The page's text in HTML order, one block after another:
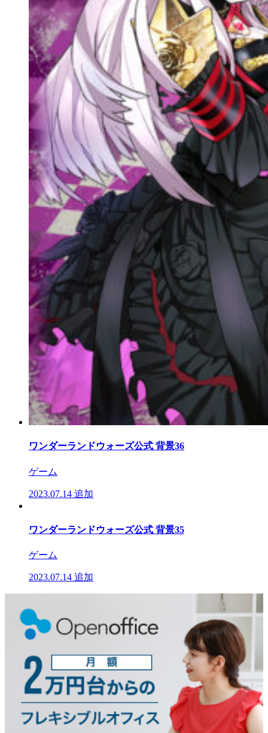
ワンダーランドウォーズ公式 背景36
ゲーム
2023.07.14 追加
ワンダーランドウォーズ公式 背景35
ゲーム
2023.07.14 追加